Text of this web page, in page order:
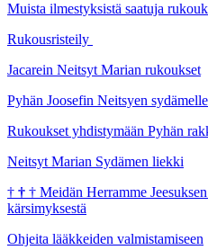
Muista ilmestyksistä saatuja
Rukousristeily
Jacarein Neitsyt Marian rukoukset
Pyhän Joosefin Neitsyen
Rukoukset yhdistymään Pyhän
Neitsyt Marian Sydämen liekki
† † † Meidän Herramme
kärsimyksestä
Ohjeita lääkkeiden valmistamiseen